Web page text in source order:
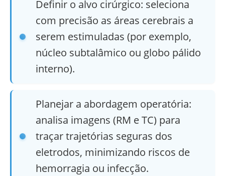
Definir o alvo cirúrgico: seleciona
com precisão as áreas cerebrais a
serem estimuladas (por exemplo,
núcleo subtalâmico ou globo pálido
interno).
Planejar a abordagem operatória:
analisa imagens (RM e TC) para
traçar trajetórias seguras dos
eletrodos, minimizando riscos de
hemorragia ou infecção.